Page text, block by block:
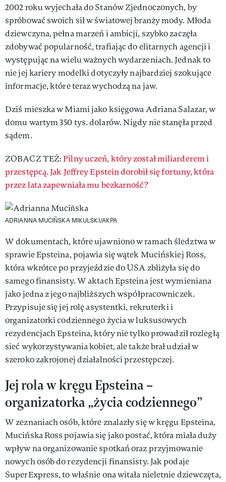
2002 roku wyjechała do Stanów Zjednoczonych, by
spróbować swoich sił w światowej branży mody. Młoda
dziewczyna, pełna marzeń i ambicji, szybko zaczęła
zdobywać popularność, trafiając do elitarnych agencji i
występując na wielu ważnych wydarzeniach. Jednak to
nie jej kariery modelki dotyczyły najbardziej szokujące
informacje, które teraz wychodzą na jaw.
Dziś mieszka w Miami jako księgowa Adriana Salazar, w
domu wartym 350 tys. dolarów. Nigdy nie stanęła przed
sądem.
ZOBACZ TEŻ:Pilny uczeń, który został miliarderem i
przestępcą. Jak Jeffrey Epstein dorobił się fortuny, która
przez lata zapewniała mu bezkarność?
ADRIANNA MUCIÑSKA MIKULSKI/AKPA
W dokumentach, które ujawniono w ramach śledztwa w
sprawie Epsteina, pojawia się wątek Mucińskiej Ross,
która wkrótce po przyjeździe do USA zbliżyła się do
samego finansisty. W aktach Epsteina jest wymieniana
jako jedna z jego najbliższych współpracowniczek.
Przypisuje się jej rolę asystentki, rekruterki i
organizatorki codziennego życia w luksusowych
rezydencjach Epsteina, który nie tylko prowadził rozległą
sieć wykorzystywania kobiet, ale także brał udział w
szeroko zakrojonej działalności przestępczej.
Jej rola w kręgu Epsteina –
organizatorka „życia codziennego”
W zeznaniach osób, które znalazły się w kręgu Epsteina,
Mucińska Ross pojawia się jako postać, która miała duży
wpływ na organizowanie spotkań oraz przyjmowanie
nowych osób do rezydencji finansisty. Jak podaje
SuperExpress, to właśnie ona witała nieletnie dziewczęta,